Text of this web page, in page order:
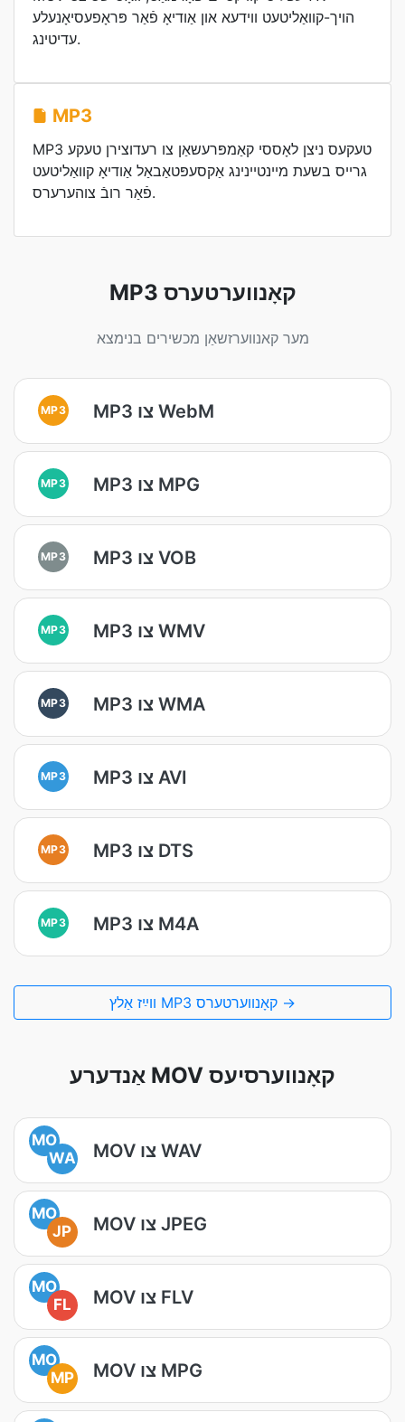
הויך-קוואַליטעט ווידעא און אַודיאָ פֿאַר פּראָפעסיאָנעלע
עדיטינג.
MP3
MP3 טעקעס ניצן לאָססי קאַמפּרעשאַן צו רעדוצירן טעקע
גרייס בשעת מיינטיינינג אַקסעפּטאַבאַל אַודיאָ קוואַליטעט
פֿאַר רובֿ צוהערערס.
MP3 קאָנווערטערס
מער קאנווערזשאַן מכשירים בנימצא
MP3 MP3 צו WebM
MP3 MP3 צו MPG
MP3 MP3 צו VOB
MP3 MP3 צו WMV
MP3 MP3 צו WMA
MP3 MP3 צו AVI
MP3 MP3 צו DTS
MP3 MP3 צו M4A
װײַז אַלץ MP3 קאָנווערטערס →
אַנדערע MOV קאָנווערסיעס
MO
WA
MOV צו WAV
MO
JP
MOV צו JPEG
MO
FL
MOV צו FLV
MO
MP
MOV צו MPG